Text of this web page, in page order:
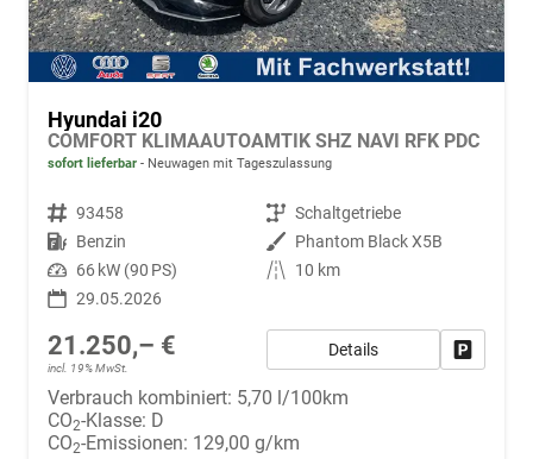
Hyundai i20
COMFORT KLIMAAUTOAMTIK SHZ NAVI RFK PDC
sofort lieferbar Neuwagen mit Tageszulassung
Fahrzeugnr. 93458 Getriebe Schaltgetriebe
Kraftstoff Benzin Außenfarbe Phantom Black X5B
Leistung 66 kW (90 PS) Kilometerstand
10 km
29.05.2026
21.250,– €
incl. 19% MwSt.
Details
Verbrauch kombiniert: 5,70 l/100km
CO2-Klasse: D
CO2-Emissionen: 129,00 g/km